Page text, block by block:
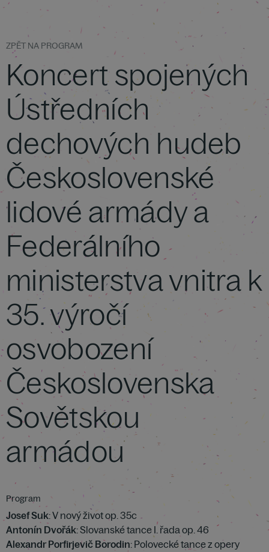
ZPĚT NA PROGRAM
Koncert spojených
Ústředních
dechových hudeb
Československé
lidové armády a
Federálního
ministerstva vnitra k
35. výročí
osvobození
Československa
Sovětskou
armádou
Program
Josef Suk: V nový život op. 35c
Antonín Dvořák: Slovanské tance I. řada op. 46
Alexandr Porfirjevič Borodin: Polovecké tance z opery